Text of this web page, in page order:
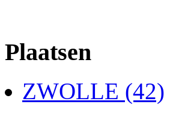
Plaatsen
ZWOLLE (42)